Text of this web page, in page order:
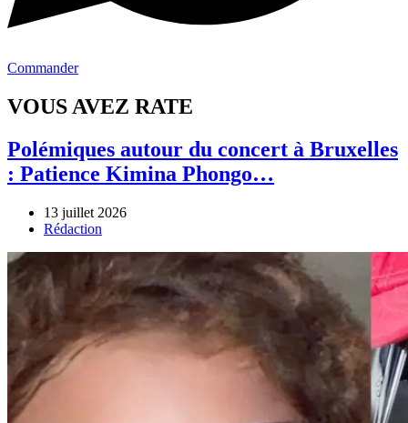
Commander
VOUS AVEZ RATE
Polémiques autour du concert à Bruxelles
: Patience Kimina Phongo…
13 juillet 2026
Author
Rédaction